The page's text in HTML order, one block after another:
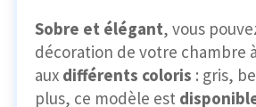
Sobre et élégant, vous
décoration de votre chambre
aux différents coloris : gris,
plus, ce modèle est